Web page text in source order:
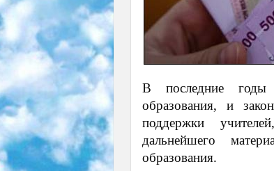
В последние годы
образования, и
поддержки
дальнейшего
образования.